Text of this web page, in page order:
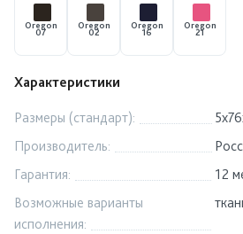
Oregon
07
Oregon
02
Oregon
16
Oregon
21
Характеристики
Размеры (стандарт):
Производитель:
12
Гарантия:
Возможные варианты
исполнения: